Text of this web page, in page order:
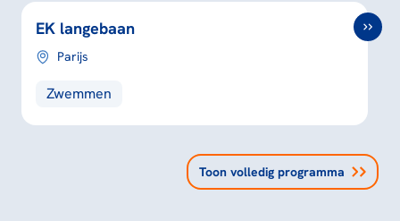
EK langebaan
Parijs
Zwemmen
Toon volledig programma